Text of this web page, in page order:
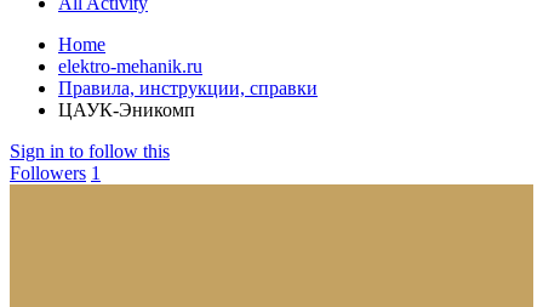
Home
elektro-mehanik.ru
Правила, инструкции, справки
ЦАУК-Эникомп
Sign in to follow this
Followers 1